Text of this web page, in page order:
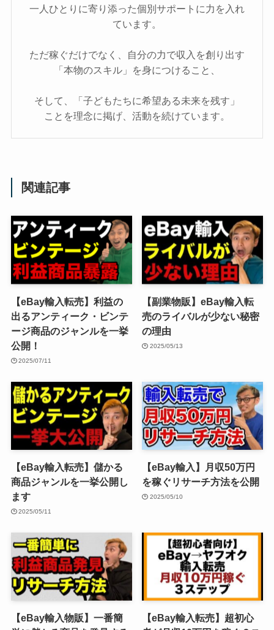
一人ひとりに寄り添った個別サポートに力を入れ
ています。
ただ稼ぐだけでなく、自分の力で収入を創り出す
「本物のスキル」を身につけること、
そして、「子どもたちに希望ある未来を残す」
ことを理念に掲げ、活動を続けています。
関連記事
【eBay輸入転売】利益の
出るアンティーク・ビンテ
ージ商品のジャンルを一挙
公開！
2025/07/11
【副業物販】eBay輸入転
売のライバルが少ない秘密
の理由
2025/05/13
【eBay輸入転売】儲かる
商品ジャンルを一挙公開し
ます
2025/05/11
【eBay輸入】月収50万円
を稼ぐリサーチ方法を公開
2025/05/10
【eBay輸入物販】一番簡
【eBay輸入転売】超初心